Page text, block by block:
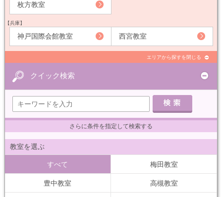
枚方教室
【兵庫】
神戸国際会館教室 西宮教室
エリアから探すを閉じる
クイック検索
さらに条件を指定して検索する
教室を選ぶ
すべて 梅田教室
豊中教室 高槻教室